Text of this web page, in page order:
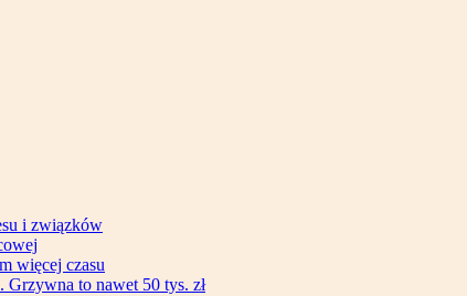
i związków
więcej czasu
to nawet 50 tys. zł